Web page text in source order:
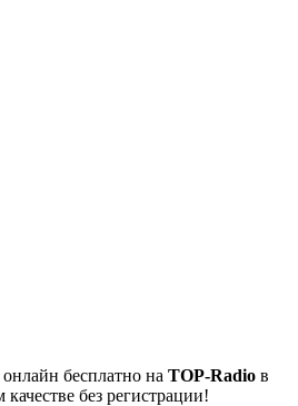
онлайн бесплатно на TOP-Radio в
без регистрации!